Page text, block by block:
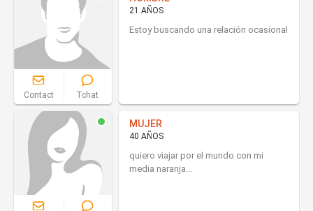
Contact Tchat
21 AÑOS
Estoy buscando una relación ocasional
MUJER
40 AÑOS
quiero viajar por el mundo con mi
media naranja...